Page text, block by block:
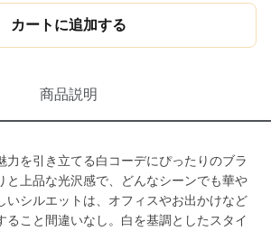
カートに追加する
商品説明
力を引き立てる白コーデにぴったりのブラ
と上品な光沢感で、どんなシーンでも華や
いシルエットは、オフィスやお出かけなど
ること間違いなし。白を基調としたスタイ